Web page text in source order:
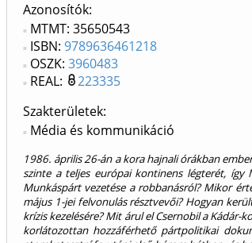
Azonosítók
MTMT: 35650543
ISBN: 9789636461218
OSZK: 3960483
REAL:
223335
Szakterületek:
Média és kommunikáció
1986. április 26-án a kora hajnali órákban
szinte a teljes európai kontinens légterét, így
Munkáspárt vezetése a robbanásról? Mikor
május 1-jei felvonulás résztvevői? Hogyan
krízis kezelésére? Mit árul el Csernobil a
korlátozottan hozzáférhető pártpolitikai